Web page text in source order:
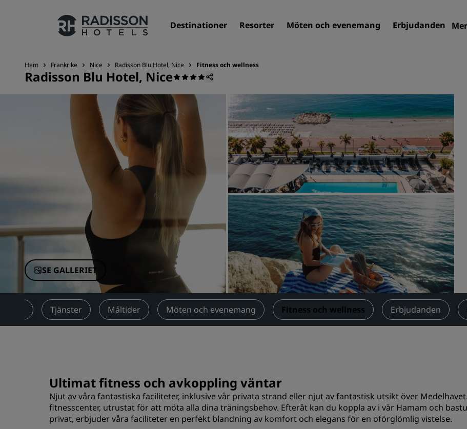
Destinationer Resorter Möten och evenemang Erbjudanden Mer
Våra märken
Radisson Hotels varumärken
Närstående företag i Kina
Destinationer
Resorter
Servicelägenheter
Flygplatshotell
Nya och kommande hotell
Möten och evenemang
Upptäck Radisson Meetings
Boka en möteslokal
Begär en offert
Evenemangsdestinationer
Branschlösningar
Sök flyg
Sök flyg
Digitala tjänster
Radisson Hotels app
Hem Frankrike Nice Radisson Blu Hotel, Nice ‌Fitness och wellness
Radisson Blu Hotel, Nice
SE GALLERIET
Tjänster Måltider Möten och evenemang ‌Fitness och wellness Erbjudanden
Ultimat fitness och avkoppling väntar
Njut av våra fantastiska faciliteter, inklusive vår privata strand eller njut av fantastisk utsikt över
fitnesscenter, utrustat för att möta alla dina träningsbehov. Efteråt kan du koppla av i vår Hamam och
privat, erbjuder våra faciliteter en perfekt blandning av komfort och elegans för en oförglömlig vistelse.